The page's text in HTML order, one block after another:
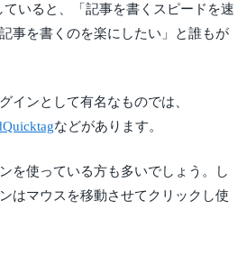
ていると、「記事を書くスピードを速
事を書くのを楽にしたい」と誰もが
インとして有名なものでは、
などがあります。
を使っている方も多いでしょう。し
はマウスを移動させてクリックし使